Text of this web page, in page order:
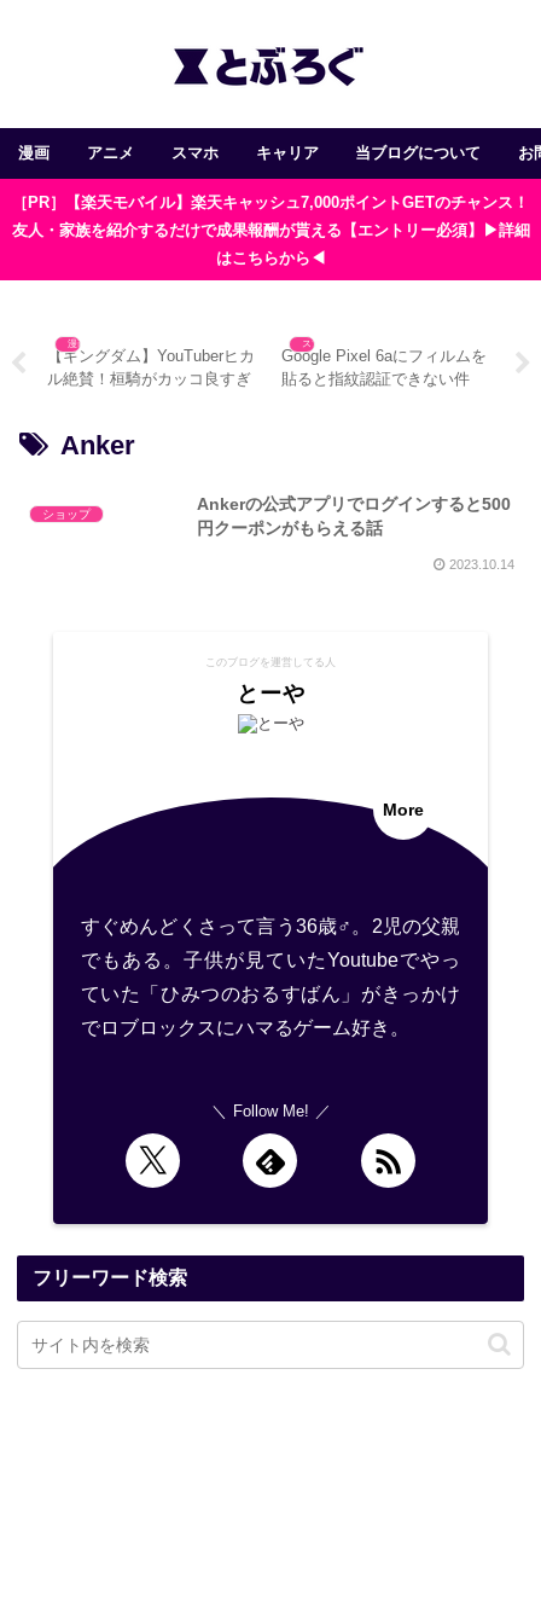
漫画 アニメ スマホ キャリア 当ブログについて お
［PR］【楽天モバイル】楽天キャッシュ7,000ポイントGETのチャンス！
友人・家族を紹介するだけで成果報酬が貰える【エントリー必須】▶詳細
はこちらから◀
漫画
【キングダム】YouTuberヒカ
ル絶賛！桓騎がカッコ良すぎ
スマホ
Google Pixel 6aにフィルムを
貼ると指紋認証できない件
い
Anker
ショップ
Ankerの公式アプリでログインすると500
円クーポンがもらえる話
2023.10.14
このブログを運営してる人
とーや
More
すぐめんどくさって言う36歳♂。2児の父親
でもある。子供が見ていたYoutubeでやっ
ていた「ひみつのおるすばん」がきっかけ
でロブロックスにハマるゲーム好き。
Follow Me!
フリーワード検索